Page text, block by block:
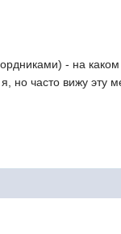
- на
но часто вижу эту